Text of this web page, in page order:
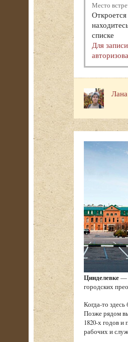
Место
списке
Для
Цинделевке—
городских
Когда-то
Позже рядом
1820-х годов
рабочих и